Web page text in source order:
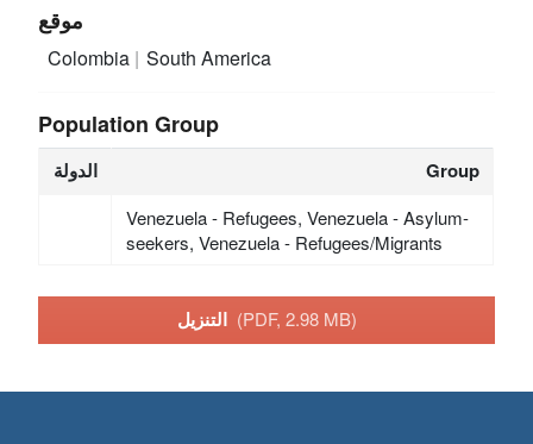
موقع
Colombia South America
Population Group
الدولة Group
Venezuela - Refugees, Venezuela - Asylum-
seekers, Venezuela - Refugees/Migrants
التنزيل (PDF, 2.98 MB)